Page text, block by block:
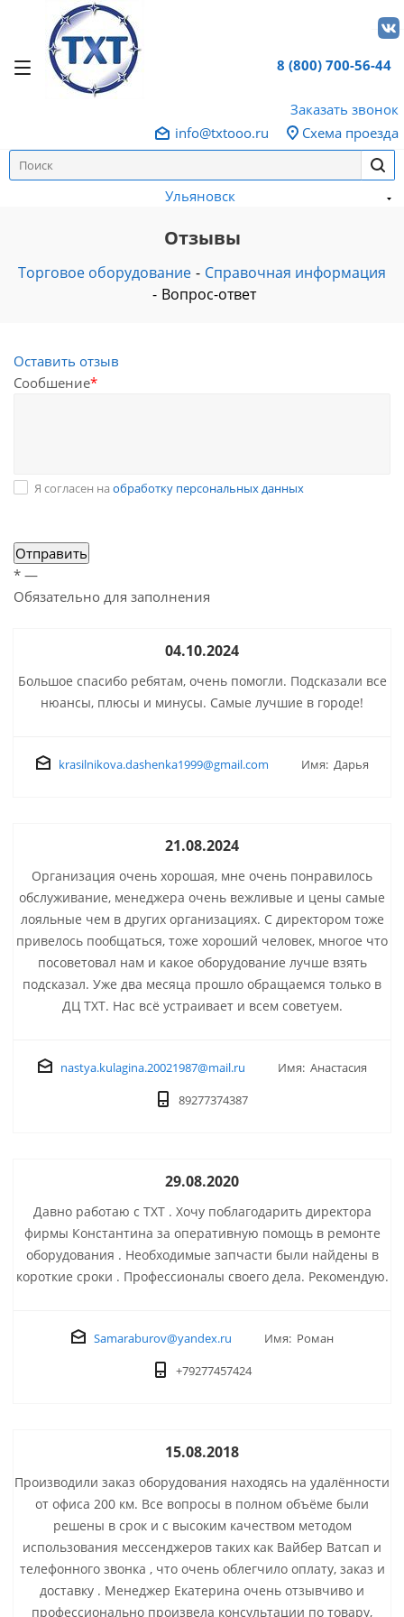
8 (800) 700-56-44
Заказать звонок
info@txtooo.ru
Схема проезда
Ульяновск
Отзывы
Торговое оборудование - Справочная информация
- Вопрос-ответ
Оставить отзыв
Сообшение*
Я согласен на обработку персональных данных
* —
Обязательно для заполнения
04.10.2024
Большое спасибо ребятам, очень помогли. Подсказали все
нюансы, плюсы и минусы. Самые лучшие в городе!
krasilnikova.dashenka1999@gmail.com Имя: Дарья
21.08.2024
Организация очень хорошая, мне очень понравилось
обслуживание, менеджера очень вежливые и цены самые
лояльные чем в других организациях. С директором тоже
привелось пообщаться, тоже хороший человек, многое что
посоветовал нам и какое оборудование лучше взять
подсказал. Уже два месяца прошло обращаемся только в
ДЦ ТХТ. Нас всё устраивает и всем советуем.
nastya.kulagina.20021987@mail.ru
Имя: Анастасия
89277374387
29.08.2020
Давно работаю с ТХТ . Хочу поблагодарить директора
фирмы Константина за оперативную помощь в ремонте
оборудования . Необходимые запчасти были найдены в
короткие сроки . Профессионалы своего дела. Рекомендую.
Samaraburov@yandex.ru
Имя: Роман
+79277457424
15.08.2018
Производили заказ оборудования находясь на удалённости
от офиса 200 км. Все вопросы в полном объёме были
решены в срок и с высоким качеством методом
использования мессенджеров таких как Вайбер Ватсап и
телефонного звонка , что очень облегчило оплату, заказ и
доставку . Менеджер Екатерина очень отзывчиво и
профессионально произвела консультации по товару,